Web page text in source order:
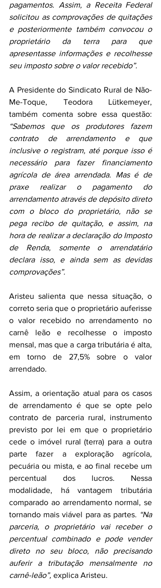
pagamentos. Assim, a Receita Federal
solicitou as comprovações de quitações
e posteriormente também convocou o
proprietário da terra para que
apresentasse informações e recolhesse
seu imposto sobre o valor recebido”.
A Presidente do Sindicato Rural de Não-
Me-Toque, Teodora Lütkemeyer,
“Sabemos que os produtores fazem
contrato de arrendamento e que
inclusive o registram, até porque isso é
necessário para fazer financiamento
agrícola de área arrendada. Mas é de
praxe realizar o pagamento do
arrendamento através de depósito direto
com o bloco do proprietário, não se
pega recibo de quitação, e assim, na
hora de realizar a declaração do Imposto
de Renda, somente o arrendatário
declara isso, e ainda sem as devidas
comprovações”.
Aristeu salienta que nessa situação, o
correto seria que o proprietário auferisse
o valor recebido no arrendamento no
carnê leão e recolhesse o imposto
mensal, mas que a carga tributária é alta,
em torno de 27,5% sobre o valor
arrendado.
Assim, a orientação atual para os casos
de arrendamento é que se opte pelo
contrato de parceria rural, instrumento
previsto por lei em que o proprietário
cede o imóvel rural (terra) para a outra
parte fazer a exploração agrícola,
pecuária ou mista, e ao final recebe um
percentual dos lucros. Nessa
modalidade, há vantagem tributária
comparado ao arrendamento normal, se
tornando mais viável para as partes. “Na
parceria, o proprietário vai receber o
percentual combinado e pode vender
direto no seu bloco, não precisando
auferir a tributação mensalmente no
carnê-leão”, explica Aristeu.